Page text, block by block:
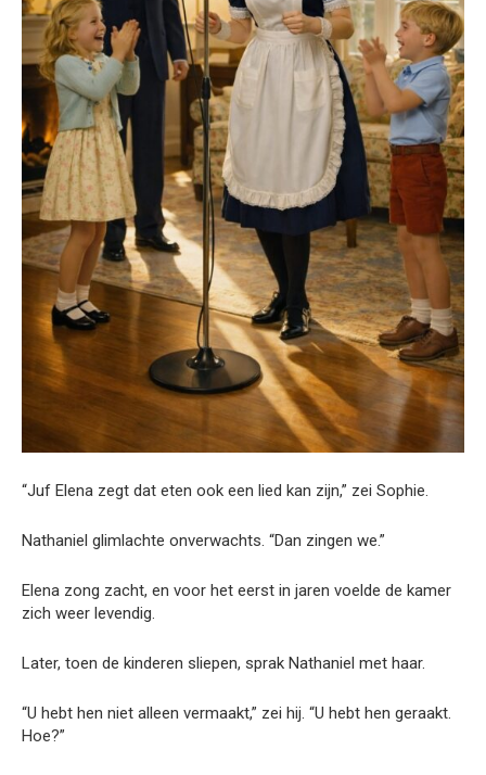
“Juf Elena zegt dat eten ook een lied kan zijn,” zei Sophie.
Nathaniel glimlachte onverwachts. “Dan zingen we.”
Elena zong zacht, en voor het eerst in jaren voelde de kamer
zich weer levendig.
Later, toen de kinderen sliepen, sprak Nathaniel met haar.
“U hebt hen niet alleen vermaakt,” zei hij. “U hebt hen geraakt.
Hoe?”